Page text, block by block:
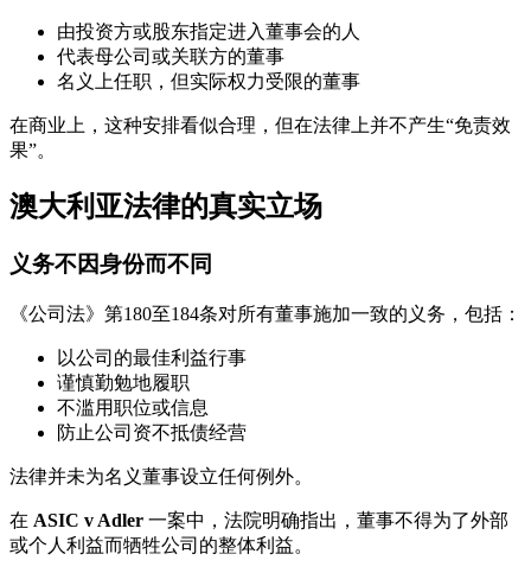
由投资方或股东指定进入董事会的人
代表母公司或关联方的董事
名义上任职，但实际权力受限的董事
在商业上，这种安排看似合理，但在法律上并不产生“免责效
果”。
澳大利亚法律的真实立场
义务不因身份而不同
《公司法》第180至184条对所有董事施加一致的义务，包括：
以公司的最佳利益行事
谨慎勤勉地履职
不滥用职位或信息
防止公司资不抵债经营
法律并未为名义董事设立任何例外。
在 ASIC v Adler 一案中，法院明确指出，董事不得为了外部
或个人利益而牺牲公司的整体利益。